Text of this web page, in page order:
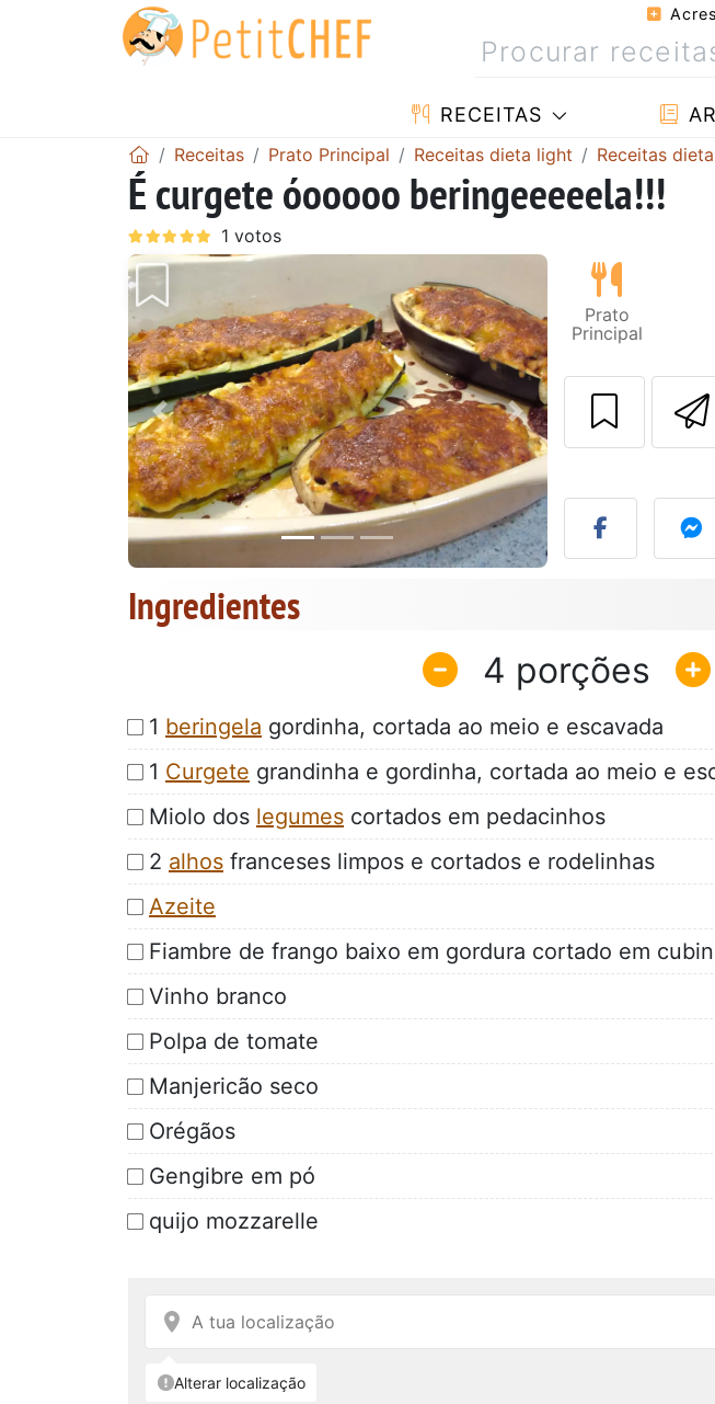
RECEITAS
Receitas Prato Principal Receitas dieta light Receitas
É curgete óooooo beringeeeeela!!!
Anterior Next
Prato
Principal
Ingredientes
4
1 beringela gordinha, cortada ao meio e escavada
1 Curgete grandinha e gordinha, cortada ao meio e
Miolo dos legumes cortados em pedacinhos
2 alhos franceses limpos e cortados e rodelinhas
Azeite
Fiambre de frango baixo em gordura cortado em
Vinho branco
Polpa de tomate
Manjericão seco
Orégãos
Gengibre em pó
quijo mozzarelle